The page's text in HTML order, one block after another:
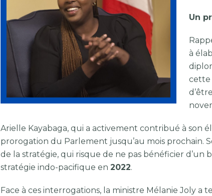
Un
à
cette
Arielle Kayabaga, qui a activement contribué à son
prorogation du Parlement jusqu’au mois
de la stratégie, qui risque de ne pas bénéficier
stratégie indo-pacifique en 2022.
Face à ces interrogations, la ministre Mélanie Joly a